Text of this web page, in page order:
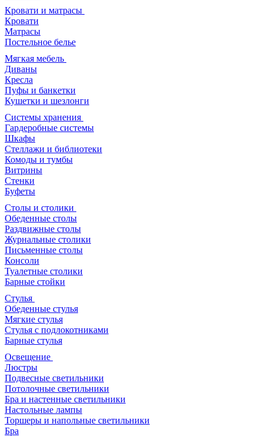
Кровати и матрасы
Кровати
Матрасы
Постельное белье
Мягкая мебель
Диваны
Кресла
Пуфы и банкетки
Кушетки и шезлонги
Системы хранения
Гардеробные системы
Шкафы
Стеллажи и библиотеки
Комоды и тумбы
Витрины
Стенки
Буфеты
Столы и столики
Обеденные столы
Раздвижные столы
Журнальные столики
Письменные столы
Консоли
Туалетные столики
Барные стойки
Стулья
Обеденные стулья
Мягкие стулья
Стулья с подлокотниками
Барные стулья
Освещение
Люстры
Подвесные светильники
Потолочные светильники
Бра и настенные светильники
Настольные лампы
Торшеры и напольные светильники
Бра